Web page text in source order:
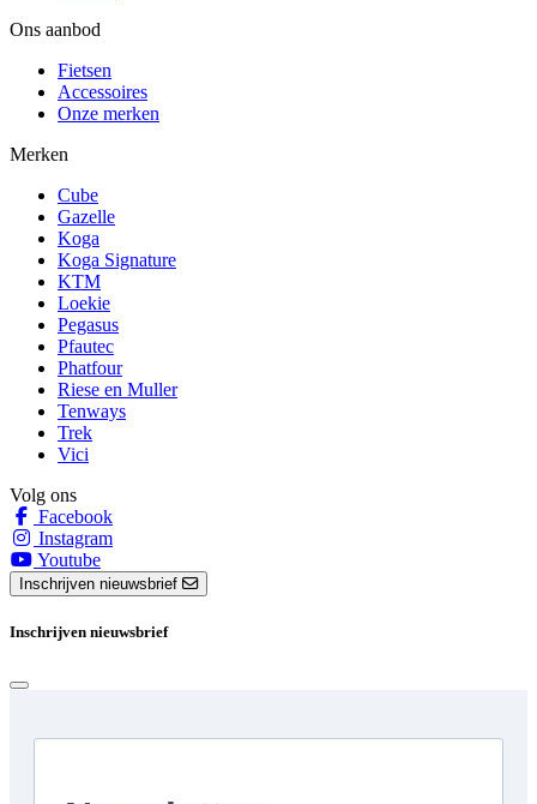
Ons aanbod
Fietsen
Accessoires
Onze merken
Merken
Cube
Gazelle
Koga
Koga Signature
KTM
Loekie
Pegasus
Pfautec
Phatfour
Riese en Muller
Tenways
Trek
Vici
Volg ons
Facebook
Instagram
Youtube
Inschrijven nieuwsbrief
Inschrijven nieuwsbrief